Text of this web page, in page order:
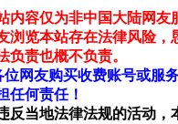
容仅为非中国大陆网
览本站存在法律风险，
责也概不负责。
网友购买收费账号或服
任何责任！
当地法律法规的活动，